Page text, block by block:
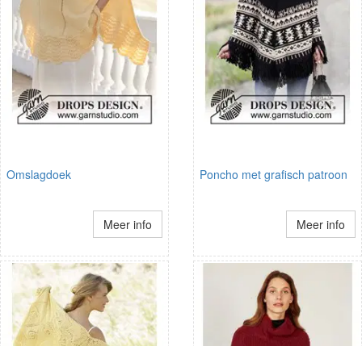
Omslagdoek
Meer info
Poncho met grafisch patroon
Meer info